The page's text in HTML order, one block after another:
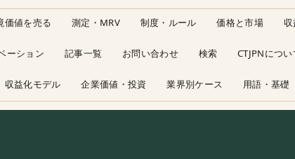
価値を売る 測定・MRV 制度・ルール 価格と市場
ーション 記事一覧 お問い合わせ 検索 CTJPNについ
収益化モデル 企業価値・投資 業界別ケース 用語・基礎